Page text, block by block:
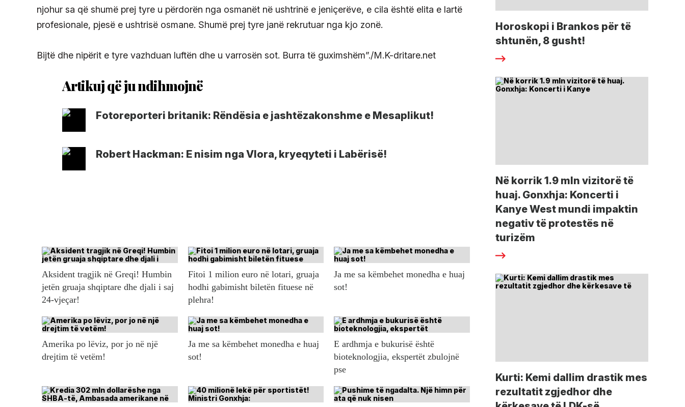
njohur sa që shumë prej tyre u përdorën nga osmanët në ushtrinë e jeniçerëve, e cila është elita e lartë
profesionale, pjesë e ushtrisë osmane. Shumë prej tyre janë rekrutuar nga kjo zonë.
Bijtë dhe nipërit e tyre vazhduan luftën dhe u varrosën sot. Burra të guximshëm”./M.K-dritare.net
Fotoreporteri britanik: Rëndësia e jashtëzakonshme e Mesaplikut!
Robert Hackman: E nisim nga Vlora, kryeqyteti i Labërisë!
Aksident tragjik në Greqi! Humbin
jetën gruaja shqiptare dhe djali i saj
24-vjeçar!
Fitoi 1 milion euro në lotari, gruaja
hodhi gabimisht biletën fituese në
plehra!
Ja me sa këmbehet monedha e huaj
sot!
Amerika po lëviz, por jo në një
drejtim të vetëm!
Ja me sa këmbehet monedha e huaj
sot!
E ardhmja e bukurisë është
bioteknologjia, ekspertët zbulojnë
pse
Horoskopi i Brankos për të
shtunën, 8 gusht!
Në korrik 1.9 mln vizitorë të
huaj. Gonxhja: Koncerti i
Kanye West mundi impaktin
negativ të protestës në
turizëm
Kurti: Kemi dallim drastik mes
rezultatit zgjedhor dhe